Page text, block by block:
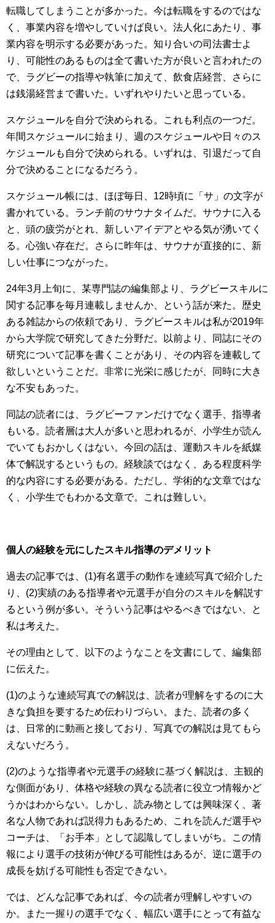
転職してしまうことが多かった。今は転職をするのではな
く、事業内容を増やしていけば良い。法人化にあたり、事
業内容を明示する必要があった。知り合いの司法書士よ
り、可能性のあるものは全て書いた方が良いと言われたの
で、ラグビーの指導や執筆に加えて、飲食店経営、さらに
は銭湯経営まで書いた。いずれやりたいと思っている。
スケジュールを自分で決められる。これも利点の一つだ。
年間スケジュールに始まり、週のスケジュールや日々のス
ケジュールも自分で決められる。いずれは、引退だって自
分で決めることになるだろう。
スケジュール帳には、ほぼ毎日、12時頃に「サ」の文字が
書かれている。ランチ前のサウナタイムだ。サウナに入る
と、頭の疲労がとれ、新しいアイデアとやる気が湧いてく
る。心強い存在だ。さらに昨年は、サウナが直接的に、新
しい仕事につながった。
24年3月上旬に、某専門誌の編集部より、ラグビースキルに
関する記事を毎月連載しませんか、という話が来た。歴史
ある雑誌からの依頼であり、ラグビースキルは私が2019年
から大学院で研究してきた分野だ。以前より、同誌にその
研究について記事を書くことがあり、その内容を連載して
欲しいということだ。非常に光栄に感じたが、同時に大き
な不安もあった。
同誌の読者には、ラグビーファンだけでなく選手、指導者
もいる。読者層は大人が多いと思われるが、小学生が読ん
でいてもおかしくはない。今回の話は、運動スキルを紙媒
体で解説するというもの。経験談ではなく、ある程度科学
的な内容にする必要がある。ただし、学術的な文章ではな
く、小学生でもわかる文章で。これは難しい。
個人の経験を元にしたスキル指導のデメリット
過去の記事では、(1)有名選手の動作を連続写真で紹介した
り、(2)実績のある指導者や元選手が自分のスキルを解説す
るという例が多い。そういう記事はやるべきではない、と
私は考えた。
その理由として、以下のようなことを文書にして、編集部
に伝えた。
(1)のような連続写真での解説は、読者が理解をするのに大
きな負担を要するため伝わりづらい。また、読者の多く
は、日常的に動画と接しており、写真での解説は見てもら
えないだろう。
(2)のような指導者や元選手の経験に基づく解説は、主観的
な側面があり、体格や経験の異なる読者に役立つ情報かど
うかはわからない。しかし、読み物としては興味深く、著
名な人物であれば説得力もあるため、これを読んだ選手や
コーチは、「お手本」として認識してしまいがち。この情
報により選手の技術が伸びる可能性はあるが、逆に選手の
成長を妨げる可能性も否定できない。
では、どんな記事であれば、今の読者が理解しやすいの
か。また一握りの選手でなく、幅広い選手にとって有益な